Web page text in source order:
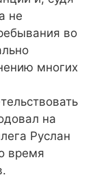
не
во
многих
на
Руслан
время